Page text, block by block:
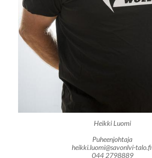
Heikki Luomi
Puheenjohtaja
heikki.luomi@savonlvi-talo.fi
044 2798889